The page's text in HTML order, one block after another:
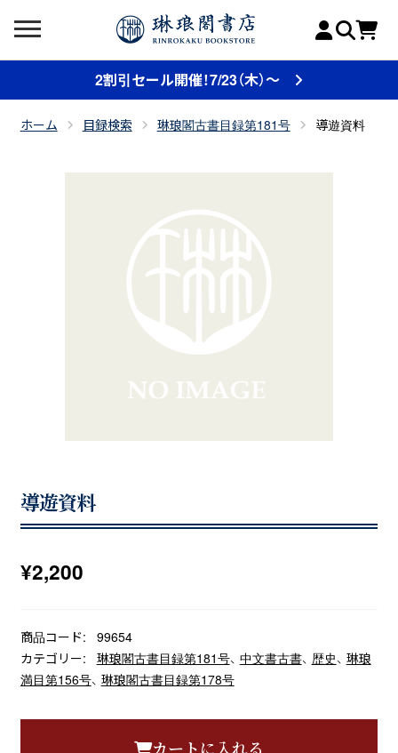
2割引セール開催！7/23（木）～
ホーム 目録検索 琳琅閣古書目録第181号 導遊資料
導遊資料
¥2,200
商品コード:
99654
カテゴリー:
琳琅閣古書目録第181号、 中文書古書、 歴史、 琳琅
満目第156号、 琳琅閣古書目録第178号
カートに入れる